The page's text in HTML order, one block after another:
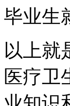
毕业生
以上就
医疗卫